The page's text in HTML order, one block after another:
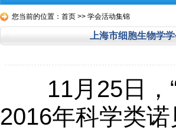
您当前的位置： 首页 >> 学会活动集锦
上海市细胞生物学
11月25日，“
2016年科学类